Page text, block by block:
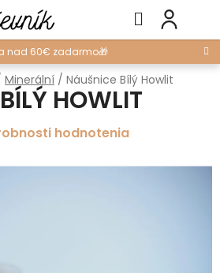
nad 60€ zadarmo🎁
Hľadať
Minerální / Náušnice Bílý Howlit
HOWLIT
hodnotenia